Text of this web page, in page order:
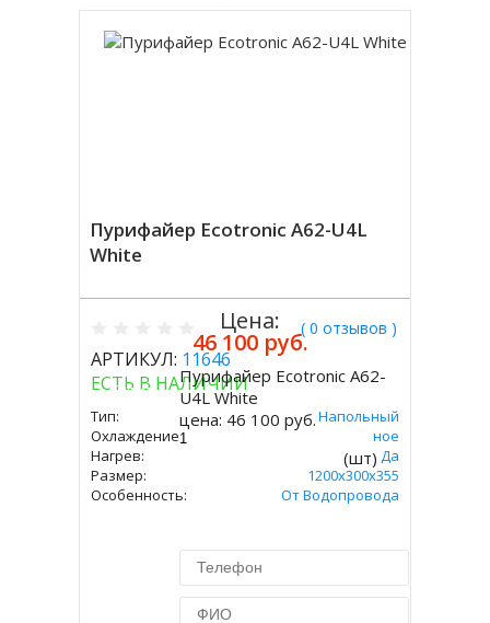
Пурифайер Ecotronic A62-U4L
White
( 0 отзывов )
АРТИКУЛ: 11646
ЕСТЬ В НАЛИЧИИ
Тип:
Напольный
Охлаждение:
Компрессорное
Нагрев:
Да
Размер:
1200x300x355
Особенность:
От Водопровода
Цена:
46 100 руб.
Купить
Пурифайер Ecotronic A62-
U4L White
цена: 46 100 руб.
(шт)